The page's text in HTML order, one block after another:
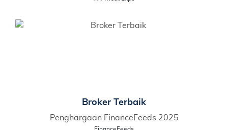
Broker Terbaik
Penghargaan FinanceFeeds 2025